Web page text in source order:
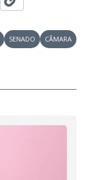
SENADO CÂMARA